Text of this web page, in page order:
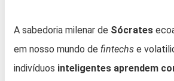
A sabedoria milenar de Sócrates
em nosso mundo de fintechs e
indivíduos inteligentes aprendem